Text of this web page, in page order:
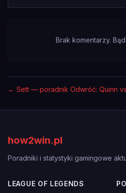
Brak komentarzy.
← Sett — poradnik Odwróć: Quinn
how2win.pl
Poradniki i statystyki gamingowe
LEAGUE OF LEGENDS